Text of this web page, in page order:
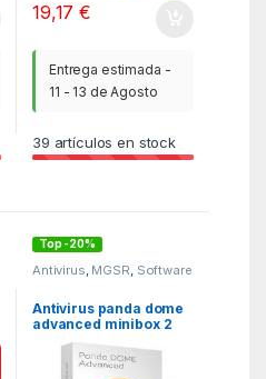
19,17€
Entrega estimada -
11 - 13 de Agosto
39 artículos en stock
Top -20%
Antivirus, MGSR, Software
Antivirus panda dome
advanced minibox 2
licencias 1 año caja